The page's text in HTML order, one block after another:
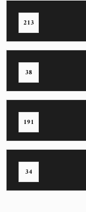
213
38
191
34